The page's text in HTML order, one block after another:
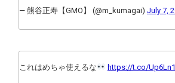
— 熊谷正寿【GMO】 (@m_kumagai) July 7,
これはめちゃ使えるな https://t.co/